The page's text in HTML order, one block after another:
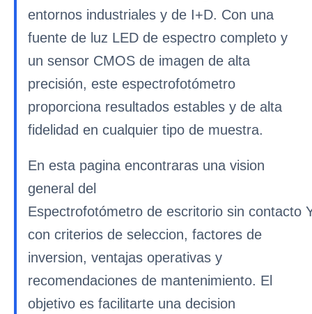
entornos industriales y de I+D. Con una
fuente de luz LED de espectro completo y
un sensor CMOS de imagen de alta
precisión, este espectrofotómetro
proporciona resultados estables y de alta
fidelidad en cualquier tipo de muestra.
En esta pagina encontraras una vision
general del
Espectrofotómetro de escritorio sin contacto
con criterios de seleccion, factores de
inversion, ventajas operativas y
recomendaciones de mantenimiento. El
objetivo es facilitarte una decision